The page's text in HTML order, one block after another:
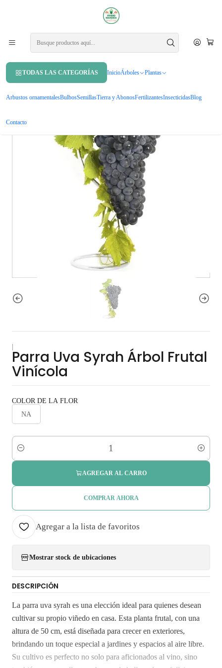
TODAS LAS CATEGORÍAS InicioÁrboles Plantas
Arbustos ornamentalesBulbosSemillasTierra y AbonosFertilizantesInsecticidasBlog
Contacto
APROVECHA UN 10% DE DCTO. EN TU PRIMERA COMPRA USANDO
Inicio Árboles
Parra Uva Syrah Árbol Frutal Vinícola
|
Parra Uva Syrah Árbol Frutal
Vinícola
COLOR DE LA FLOR
NA
Cantidad
AGREGAR AL CARRO
COMPRAR AHORA
Agregar a la lista de favoritos
Mostrar stock de ubicaciones
DESCRIPCIÓN
La parra uva syrah es una elección ideal para quienes desean
cultivar su propio viñedo en casa. Esta planta frutal, con una
altura de 50 cm, está diseñada para crecer en exteriores,
brindando un toque especial a jardines y espacios al aire libre.
Su cultivo es perfecto no solo para aficionados al vino, sino